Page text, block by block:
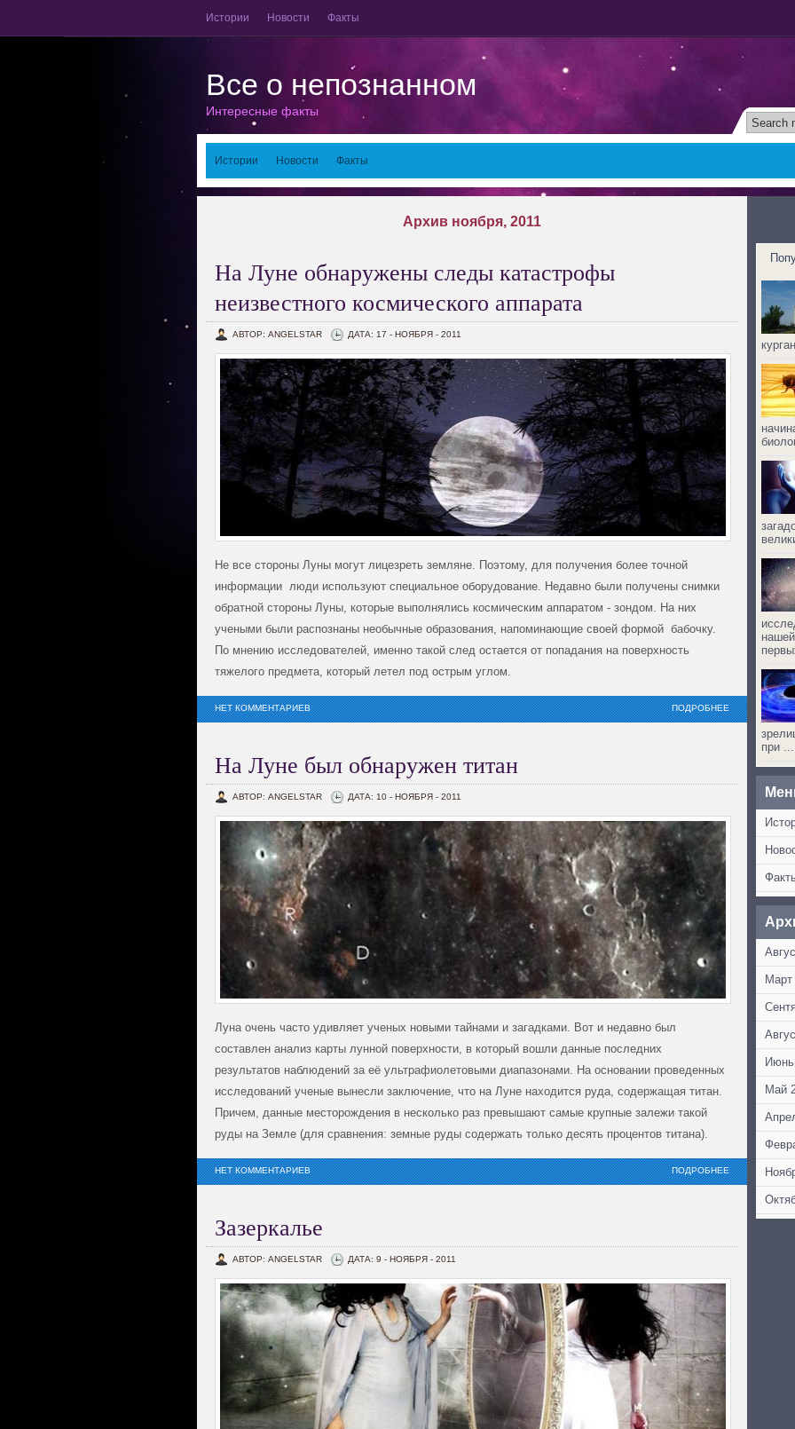
Истории Новости Факты
Все о непознанном
Интересные факты
Истории Новости Факты
Архив ноября, 2011
На Луне обнаружены следы катастрофы
неизвестного космического аппарата
АВТОР: ANGELSTAR ДАТА: 17 - НОЯБРЯ - 2011
Не все стороны Луны могут лицезреть земляне. Поэтому, для получения более точной
информации люди используют специальное оборудование. Недавно были получены снимки
обратной стороны Луны, которые выполнялись космическим аппаратом - зондом. На них
учеными были распознаны необычные образования, напоминающие своей формой бабочку.
По мнению исследователей, именно такой след остается от попадания на поверхность
тяжелого предмета, который летел под острым углом.
ПОДРОБНЕЕ
НЕТ КОММЕНТАРИЕВ
На Луне был обнаружен титан
АВТОР: ANGELSTAR ДАТА: 10 - НОЯБРЯ - 2011
Луна очень часто удивляет ученых новыми тайнами и загадками. Вот и недавно был
составлен анализ карты лунной поверхности, в который вошли данные последних
результатов наблюдений за её ультрафиолетовыми диапазонами. На основании проведенных
исследований ученые вынесли заключение, что на Луне находится руда, содержащая титан.
Причем, данные месторождения в несколько раз превышают самые крупные залежи такой
руды на Земле (для сравнения: земные руды содержать только десять процентов титана).
ПОДРОБНЕЕ
НЕТ КОММЕНТАРИЕВ
Зазеркалье
АВТОР: ANGELSTAR ДАТА: 9 - НОЯБРЯ - 2011
при ...
Март
Май